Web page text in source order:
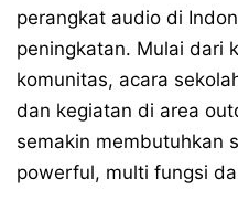
perangkat audio di
peningkatan. Mulai dari
komunitas, acara
dan kegiatan di area
semakin membutuhkan
powerful, multi fungsi